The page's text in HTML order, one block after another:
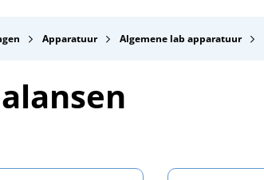
Apparatuur Algemene lab apparatuur